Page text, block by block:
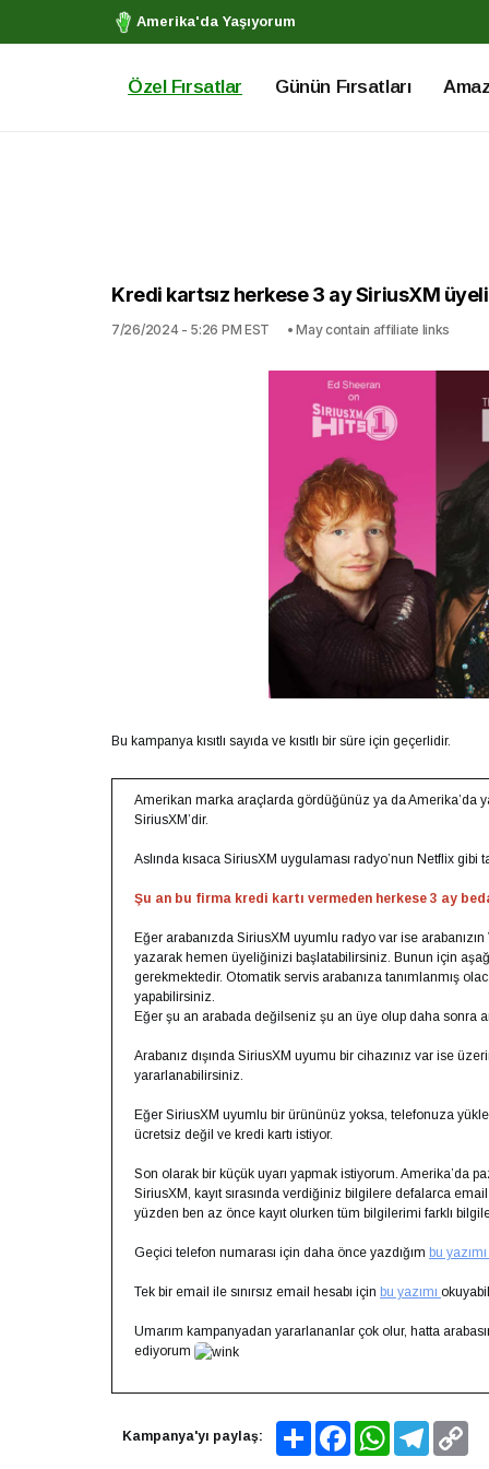
Amerika'da Yaşıyorum
Özel Fırsatlar Günün Fırsatları
Kredi kartsız herkese 3 ay SiriusXM
7/26/2024 - 5:26 PM EST • May contain affiliate links
Bu kampanya kısıtlı sayıda ve kısıtlı bir süre için geçerlidir.
Amerikan marka araçlarda gördüğünüz ya da Amerika’da
SiriusXM’dir.
Aslında kısaca SiriusXM uygulaması radyo’nun Netflix gibi
Şu an bu firma kredi kartı vermeden herkese 3 ay
Eğer arabanızda SiriusXM uyumlu radyo var ise
yazarak hemen üyeliğinizi başlatabilirsiniz. Bunun için
gerekmektedir. Otomatik servis arabanıza tanımlanmış
yapabilirsiniz.
Eğer şu an arabada değilseniz şu an üye olup daha sonra
Arabanız dışında SiriusXM uyumu bir cihazınız var ise
yararlanabilirsiniz.
Eğer SiriusXM uyumlu bir ürününüz yoksa, telefonuza
ücretsiz değil ve kredi kartı istiyor.
Son olarak bir küçük uyarı yapmak istiyorum. Amerika’da
SiriusXM, kayıt sırasında verdiğiniz bilgilere defalarca
yüzden ben az önce kayıt olurken tüm bilgilerimi farklı
Geçici telefon numarası için daha önce yazdığım bu yazımı
Tek bir email ile sınırsız email hesabı için bu yazımı
Umarım kampanyadan yararlananlar çok olur, hatta
ediyorum
Kampanya'yı paylaş: Share FacebookWhatsAppTelegram